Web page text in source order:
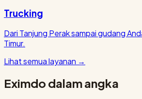
Trucking
Dari Tanjung Perak sampai gudang
Timur.
Lihat semua layanan →
Eximdo dalam angka